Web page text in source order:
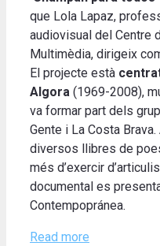
que Lola Lapaz,
audiovisual del Centre
Multimèdia, dirigeix
El projecte està
Algora (1969-2008),
va formar part dels
Gente i La Costa
diversos llibres de
més d’exercir
documental es
Contempopránea.
Read more